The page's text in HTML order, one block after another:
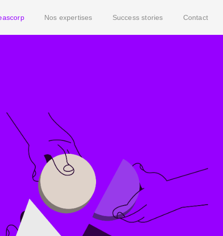
Nos expertises Success stories Contact